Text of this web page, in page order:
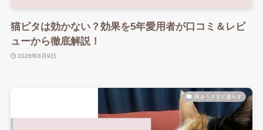
猫ピタは効かない？効果を5年愛用者が口コミ＆レビ
ューから徹底解説！
2026年6月9日
猫＆うさぎと暮らす